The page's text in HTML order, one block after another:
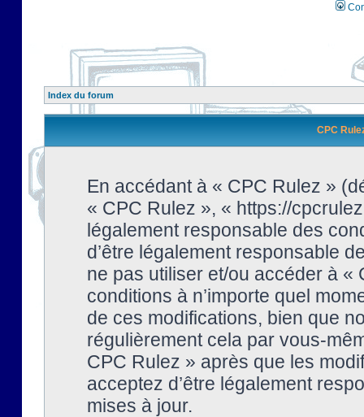
Index du forum
CPC
En accédant à « CPC Rulez »
« CPC Rulez », « https://
légalement responsable des
d’être légalement responsable
ne pas utiliser et/ou accéder à
conditions à n’importe quel
de ces modifications, bien que
régulièrement cela par vous-
CPC Rulez » après que les
acceptez d’être légalement
mises à jour.